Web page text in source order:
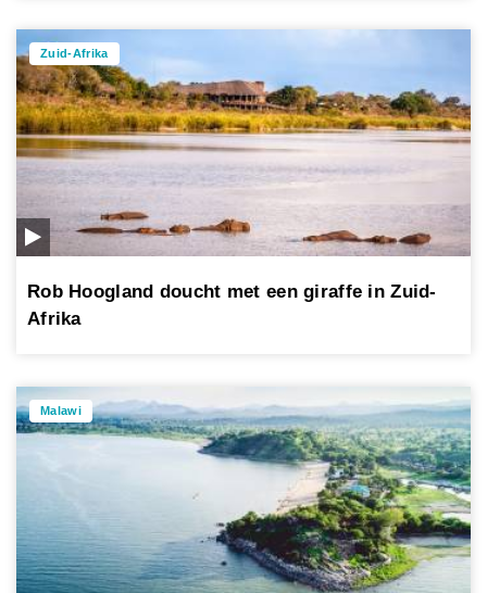
Zuid-Afrika
Rob Hoogland doucht met een giraffe in Zuid-
Afrika
Malawi